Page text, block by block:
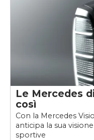
Le Mercedes
così
Con la Mercedes
anticipa la sua
sportive